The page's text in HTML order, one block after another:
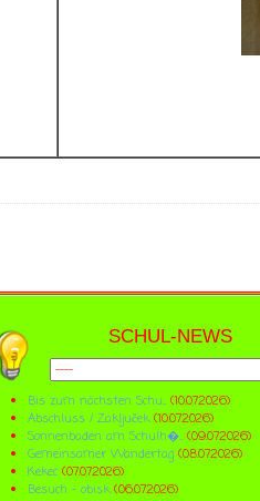
SCHUL-NEWS
Bis zum nächsten Schu...(10.07.2026)
Abschluss / Zaključek(10.07.2026)
Sonnenbaden am Schulh�...(09.07.2026)
Gemeinsamer Wandertag (08.07.2026)
Kekec (07.07.2026)
Besuch - obisk(06.07.2026)